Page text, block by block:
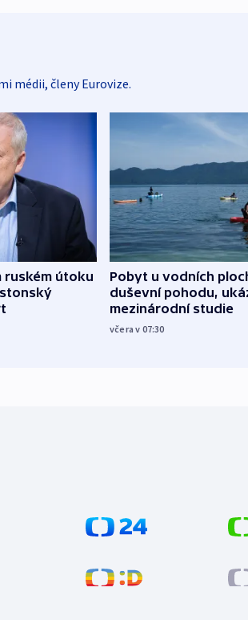
médii, členy Eurovize.
ruském útoku
Pobyt u vodních
duševní pohodu,
mezinárodní studie
včera v 07:30